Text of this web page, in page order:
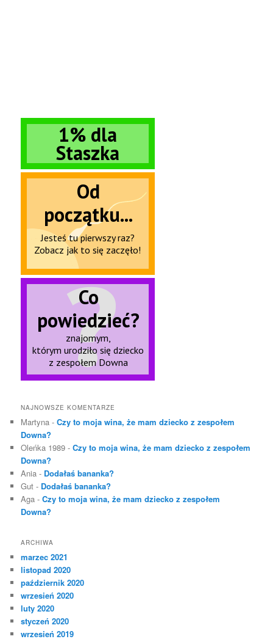
NAJNOWSZE KOMENTARZE
Martyna -Czy to moja wina, że mam dziecko z zespołem
Downa?
Oleńka 1989 -Czy to moja wina, że mam dziecko z zespołem
Downa?
Ania - Dodałaś bananka?
Gut - Dodałaś bananka?
Aga -Czy to moja wina, że mam dziecko z zespołem
Downa?
ARCHIWA
marzec 2021
listopad 2020
październik 2020
wrzesień 2020
luty 2020
styczeń 2020
wrzesień 2019